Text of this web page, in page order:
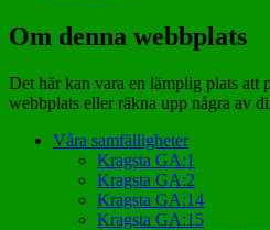
Om denna webbplats
Det här kan vara en lämplig plats att
webbplats eller räkna upp några av
Våra samfälligheter
Kragsta GA:1
Kragsta GA:2
Kragsta GA:14
Kragsta GA:15